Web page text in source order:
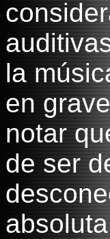
la
en
notar
de ser